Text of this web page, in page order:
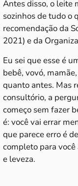
Antes disso, o leite
sozinhos de tudo o
recomendação da
2021) e da
Eu sei que esse é
bebê, vovó,
quanto antes. Mas
consultório, a
começo sem fazer
é: você vai errar
que parece erro é
completo para você
e leveza.